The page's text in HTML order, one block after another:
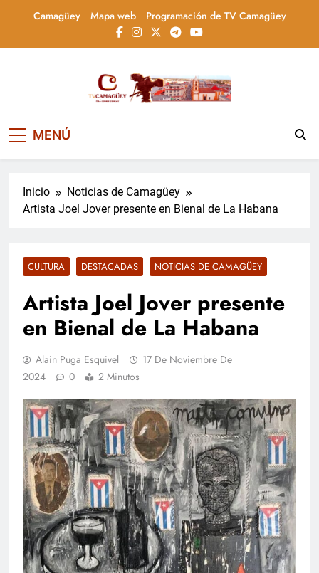
Camagüey Mapa web Programación de TV Camagüey
Televisión Camagüey,
Cuba
informa, educa y entretiene con contenidos
la actualidad nacional
MENÚ
Inicio
Noticias de Camagüey
Artista Joel Jover presente en Bienal de La Habana
CULTURA DESTACADAS NOTICIAS DE CAMAGÜEY
Artista Joel Jover presente
en Bienal de La Habana
Alain Puga Esquivel
17 De Noviembre De
2024
0 2 Minutos